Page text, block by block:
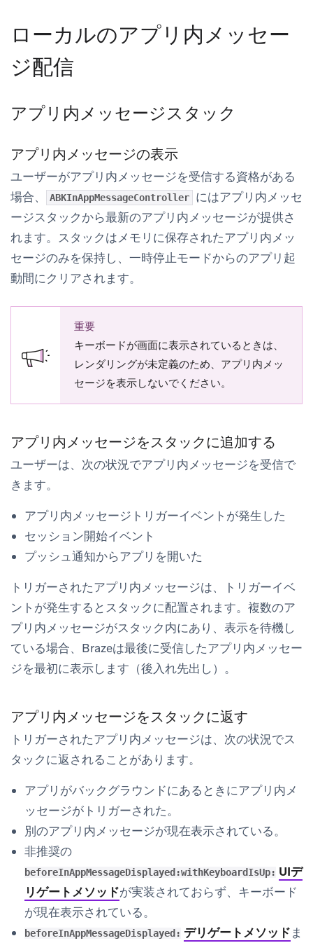
ローカルのアプリ内メッセー
ジ配信
アプリ内メッセージスタック
アプリ内メッセージの表示
ユーザーがアプリ内メッセージを受信する資格がある
場合、
ABKInAppMessageController
にはアプリ内メッセ
ージスタックから最新のアプリ内メッセージが提供さ
れます。スタックはメモリに保存されたアプリ内メッ
セージのみを保持し、一時停止モードからのアプリ起
動間にクリアされます。
重要
キーボードが画面に表示されているときは、
レンダリングが未定義のため、アプリ内メッ
セージを表示しないでください。
アプリ内メッセージをスタックに追加する
ユーザーは、次の状況でアプリ内メッセージを受信で
きます。
アプリ内メッセージトリガーイベントが発生した
セッション開始イベント
プッシュ通知からアプリを開いた
トリガーされたアプリ内メッセージは、トリガーイベ
ントが発生するとスタックに配置されます。複数のア
プリ内メッセージがスタック内にあり、表示を待機し
ている場合、Brazeは最後に受信したアプリ内メッセー
ジを最初に表示します（後入れ先出し）。
アプリ内メッセージをスタックに返す
トリガーされたアプリ内メッセージは、次の状況でス
タックに返されることがあります。
アプリがバックグラウンドにあるときにアプリ内メ
ッセージがトリガーされた。
別のアプリ内メッセージが現在表示されている。
非推奨の
beforeInAppMessageDisplayed:withKeyboardIsUp: UIデ
リゲートメソッドが実装されておらず、キーボード
が現在表示されている。
beforeInAppMessageDisplayed: デリゲートメソッドま